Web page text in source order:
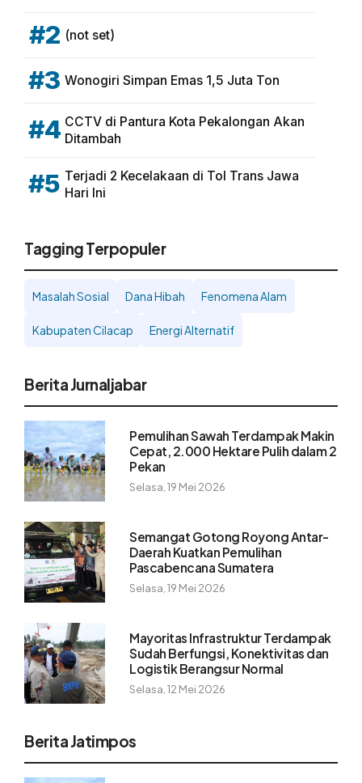
#2 (not set)
#3 Wonogiri Simpan Emas 1,5 Juta Ton
#4 CCTV di Pantura Kota Pekalongan Akan
Ditambah
#5 Terjadi 2 Kecelakaan di Tol Trans Jawa
Hari Ini
Tagging Terpopuler
Masalah Sosial Dana Hibah Fenomena Alam
Kabupaten Cilacap Energi Alternatif
Berita Jurnaljabar
Pemulihan Sawah Terdampak Makin
Cepat, 2.000 Hektare Pulih dalam 2
Pekan
Selasa, 19 Mei 2026
Semangat Gotong Royong Antar-
Daerah Kuatkan Pemulihan
Pascabencana Sumatera
Selasa, 19 Mei 2026
Mayoritas Infrastruktur Terdampak
Sudah Berfungsi, Konektivitas dan
Logistik Berangsur Normal
Selasa, 12 Mei 2026
Berita Jatimpos